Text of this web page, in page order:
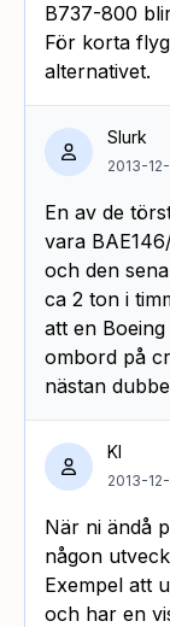
B737-800
För korta
alternativet.
Slurk
2013-
En av de
vara
och den
ca 2 ton i
att en
ombord på
nästan
KI
2013-
När ni ändå
någon
Exempel att
och har en